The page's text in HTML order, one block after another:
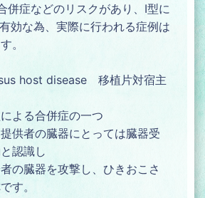
併症などのリスクがあり、Ⅰ型に
効な為、実際に行われる症例は
。
host disease 移植片対宿主
る合併症の一つ
者の臓器にとっては臓器受
認識し
臓器を攻撃し、ひきおこさ
す。